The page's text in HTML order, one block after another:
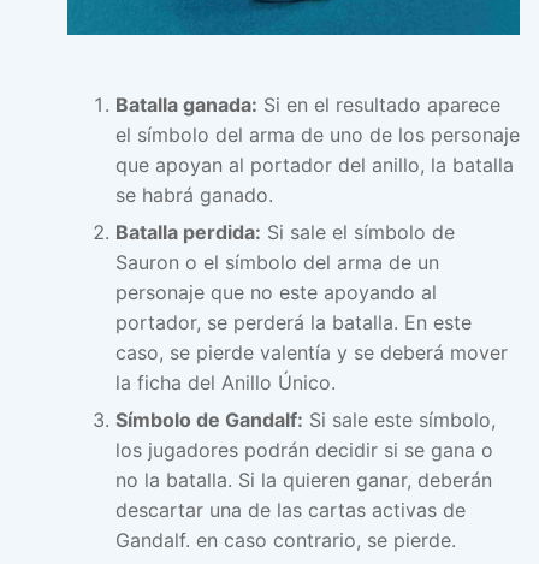
Batalla ganada: Si en el resultado aparece
el símbolo del arma de uno de los personaje
que apoyan al portador del anillo, la batalla
se habrá ganado.
Batalla perdida: Si sale el símbolo de
Sauron o el símbolo del arma de un
personaje que no este apoyando al
portador, se perderá la batalla. En este
caso, se pierde valentía y se deberá mover
la ficha del Anillo Único.
Símbolo de Gandalf: Si sale este símbolo,
los jugadores podrán decidir si se gana o
no la batalla. Si la quieren ganar, deberán
descartar una de las cartas activas de
Gandalf. en caso contrario, se pierde.